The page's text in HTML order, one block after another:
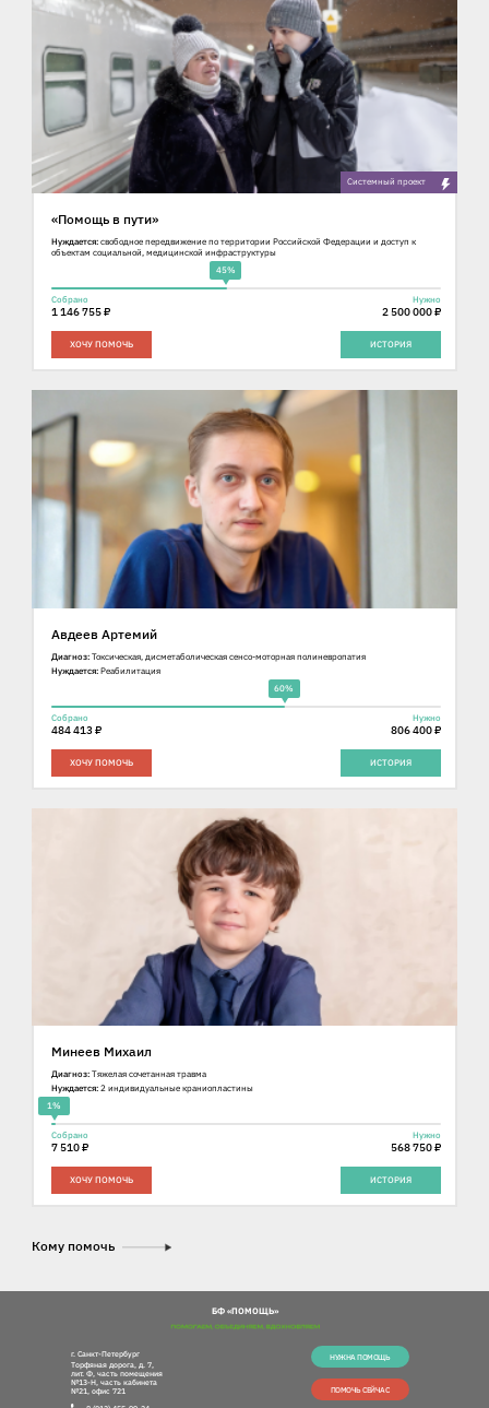
Cистемный проект
«Помощь в пути»
Нуждается: свободное передвижение по территории Российской Федерации и доступ к
объектам социальной, медицинской инфраструктуры
45%
Собрано
1 146 755 ₽
Нужно
2 500 000 ₽
ХОЧУ ПОМОЧЬ ИСТОРИЯ
Авдеев Артемий
Диагноз: Токсическая, дисметаболическая сенсо-моторная полиневропатия
Нуждается: Реабилитация
60%
Собрано
484 413 ₽
Нужно
806 400 ₽
ХОЧУ ПОМОЧЬ ИСТОРИЯ
Минеев Михаил
Диагноз: Тяжелая сочетанная травма
Нуждается: 2 индивидуальные краниопластины
1%
Собрано
7 510 ₽
Нужно
568 750 ₽
ХОЧУ ПОМОЧЬ ИСТОРИЯ
Кому помочь
БФ «ПОМОЩЬ»
НУЖНА ПОМОЩЬ
ПОМОЧЬ СЕЙЧАС
г. Санкт-Петербург
Торфяная дорога, д. 7,
лит. Ф, часть помещения
№13-Н, часть кабинета
№21, офис 721